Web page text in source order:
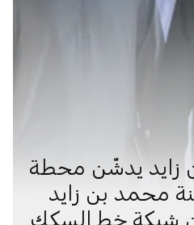
زايد يدشّن محطة
محمد بن زايد
شبكة خط السكك